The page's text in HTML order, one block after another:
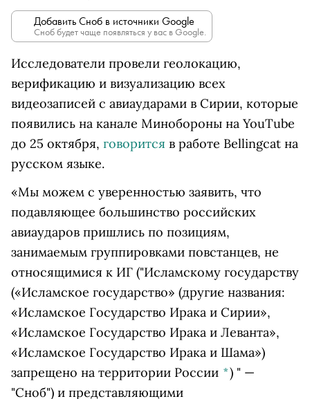
Добавить Сноб в источники Google
Сноб будет чаще появляться у вас в Google.
Исследователи провели геолокацию,
верификацию и визуализацию всех
видеозаписей с авиаударами в Сирии, которые
появились на канале Минобороны на YouTube
до 25 октября, говорится в работе Bellingcat на
русском языке.
«Мы можем с уверенностью заявить, что
подавляющее большинство российских
авиаударов пришлись по позициям,
занимаемым группировками повстанцев, не
относящимися к ИГ ("Исламскому государству
(«Исламское государство» (другие названия:
«Исламское Государство Ирака и Сирии»,
«Исламское Государство Ирака и Леванта»,
«Исламское Государство Ирака и Шама»)
запрещено на территории России *) " —
"Сноб") и представляющими